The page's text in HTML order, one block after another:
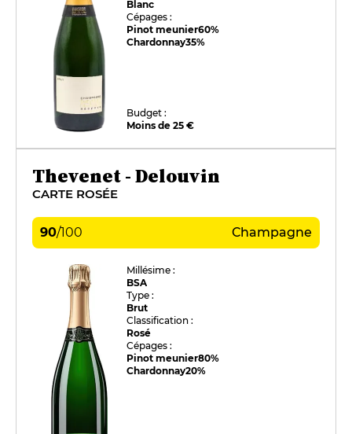
Blanc
Cépages :
Pinot meunier60%
Chardonnay35%
Budget :
Moins de 25 €
Thevenet - Delouvin
CARTE ROSÉE
90/100 Champagne
Millésime :
BSA
Type :
Brut
Classification :
Rosé
Cépages :
Pinot meunier80%
Chardonnay20%